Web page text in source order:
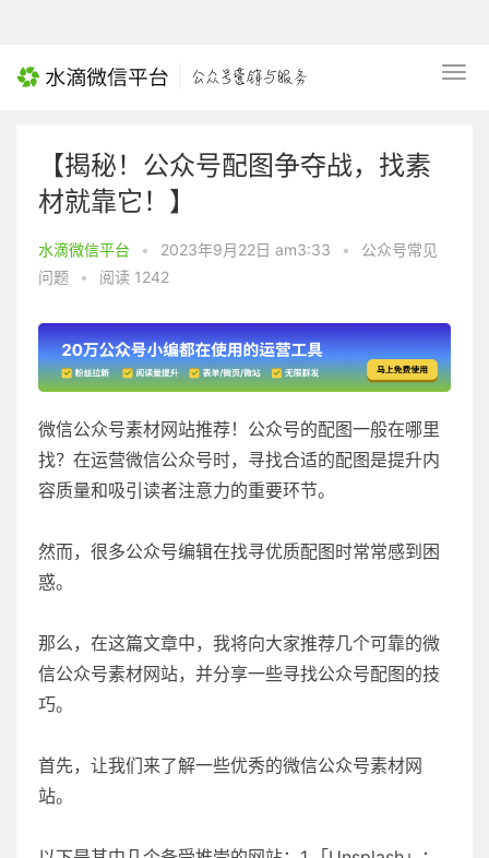
【揭秘！公众号配图争夺战，找素
材就靠它！】
水滴微信平台 • 2023年9月22日 am3:33 •
公众号常见
问题
• 阅读 1242
微信公众号素材网站推荐！公众号的配图一般在哪里
找？在运营微信公众号时，寻找合适的配图是提升内
容质量和吸引读者注意力的重要环节。
然而，很多公众号编辑在找寻优质配图时常常感到困
惑。
那么，在这篇文章中，我将向大家推荐几个可靠的微
信公众号素材网站，并分享一些寻找公众号配图的技
巧。
首先，让我们来了解一些优秀的微信公众号素材网
站。